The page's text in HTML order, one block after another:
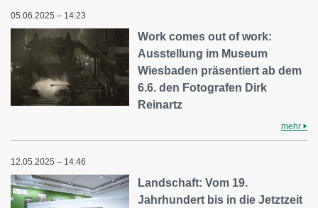
05.06.2025 – 14:23
Work comes out of work:
Ausstellung im Museum
Wiesbaden präsentiert ab dem
6.6. den Fotografen Dirk
Reinartz
mehr
12.05.2025 – 14:46
Landschaft: Vom 19.
Jahrhundert bis in die Jetztzeit